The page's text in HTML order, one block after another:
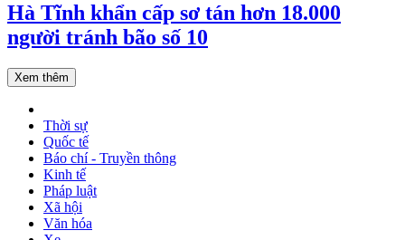
Hà Tĩnh khẩn cấp sơ tán hơn 18.000
người tránh bão số 10
Xem thêm
Thời sự
Quốc tế
Báo chí - Truyền thông
Kinh tế
Pháp luật
Xã hội
Văn hóa